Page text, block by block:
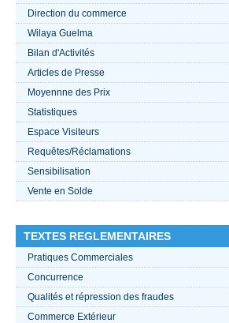
TEXTES 2021
ACTUALITÉS 2021
????
Direction du commerce
Wilaya Guelma
Bilan d'Activités
Articles de Presse
Moyennne des Prix
Statistiques
Espace Visiteurs
Requêtes/Réclamations
Sensibilisation
Vente en Solde
TEXTES REGLEMENTAIRES
Pratiques Commerciales
Concurrence
Qualités et répression des fraudes
Commerce Extérieur